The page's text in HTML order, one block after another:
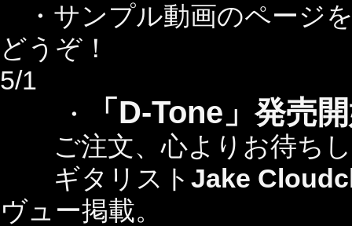
・サンプル動画のページ
どうぞ！
5/1
・
「D-Tone」発売
ご注文、心よりお待ちし
ギタリスト Jake
ヴュー掲載。